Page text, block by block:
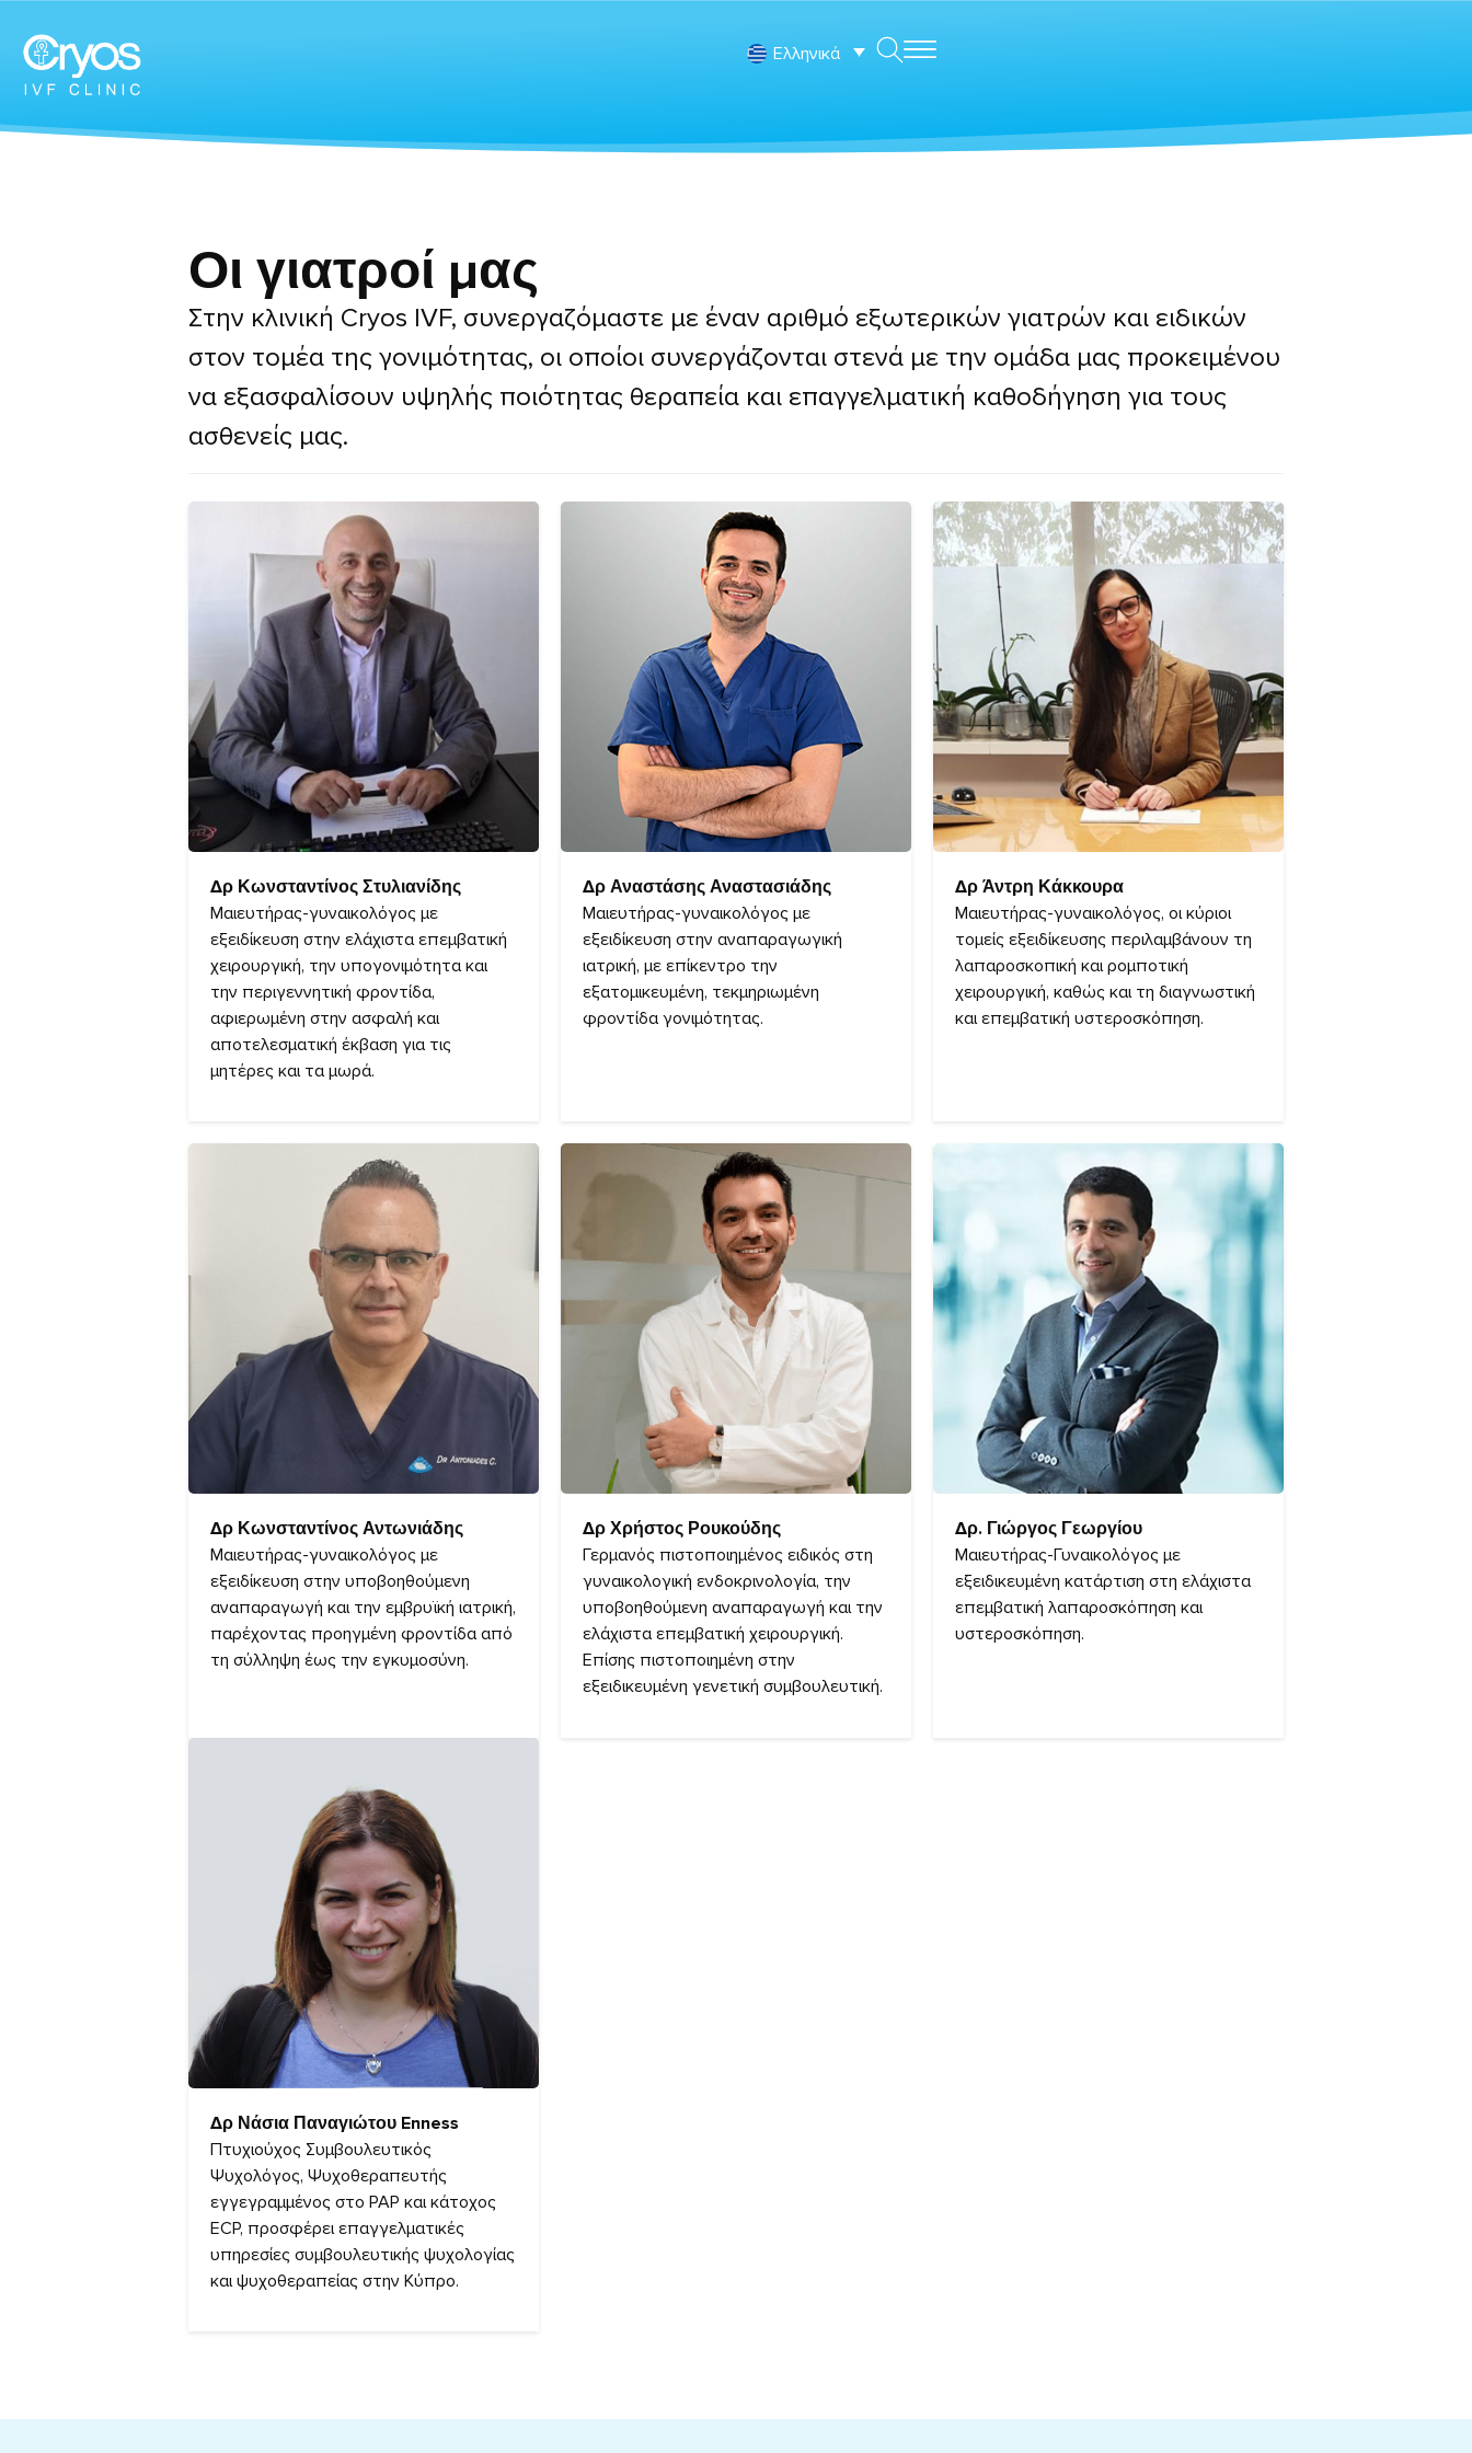
Ελληνικά
Οι γιατροί μας
Στην κλινική Cryos IVF, συνεργαζόμαστε με έναν αριθμό εξωτερικών γιατρών και ειδικών
στον τομέα της γονιμότητας, οι οποίοι συνεργάζονται στενά με την ομάδα μας προκειμένου
να εξασφαλίσουν υψηλής ποιότητας θεραπεία και επαγγελματική καθοδήγηση για τους
ασθενείς μας.
Δρ Κωνσταντίνος Στυλιανίδης
Μαιευτήρας-γυναικολόγος με
εξειδίκευση στην ελάχιστα επεμβατική
χειρουργική, την υπογονιμότητα και
την περιγεννητική φροντίδα,
αφιερωμένη στην ασφαλή και
αποτελεσματική έκβαση για τις
μητέρες και τα μωρά.
Δρ Αναστάσης Αναστασιάδης
Μαιευτήρας-γυναικολόγος με
εξειδίκευση στην αναπαραγωγική
ιατρική, με επίκεντρο την
εξατομικευμένη, τεκμηριωμένη
φροντίδα γονιμότητας.
Δρ Άντρη Κάκκουρα
Μαιευτήρας-γυναικολόγος, οι κύριοι
τομείς εξειδίκευσης περιλαμβάνουν τη
λαπαροσκοπική και ρομποτική
χειρουργική, καθώς και τη διαγνωστική
και επεμβατική υστεροσκόπηση.
Δρ Κωνσταντίνος Αντωνιάδης
Μαιευτήρας-γυναικολόγος με
εξειδίκευση στην υποβοηθούμενη
αναπαραγωγή και την εμβρυϊκή ιατρική,
παρέχοντας προηγμένη φροντίδα από
τη σύλληψη έως την εγκυμοσύνη.
Δρ Χρήστος Ρουκούδης
Γερμανός πιστοποιημένος ειδικός στη
γυναικολογική ενδοκρινολογία, την
υποβοηθούμενη αναπαραγωγή και την
ελάχιστα επεμβατική χειρουργική.
Επίσης πιστοποιημένη στην
εξειδικευμένη γενετική συμβουλευτική.
Δρ. Γιώργος Γεωργίου
Μαιευτήρας-Γυναικολόγος με
εξειδικευμένη κατάρτιση στη ελάχιστα
επεμβατική λαπαροσκόπηση και
υστεροσκόπηση.
Δρ Νάσια Παναγιώτου Enness
Πτυχιούχος Συμβουλευτικός
Ψυχολόγος, Ψυχοθεραπευτής
εγγεγραμμένος στο PAP και κάτοχος
ECP, προσφέρει επαγγελματικές
υπηρεσίες συμβουλευτικής ψυχολογίας
και ψυχοθεραπείας στην Κύπρο.